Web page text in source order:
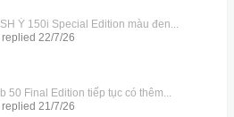
Ý 150i Special Edition màu đen...
replied 22/7/26
50 Final Edition tiếp tục có thêm...
replied 21/7/26